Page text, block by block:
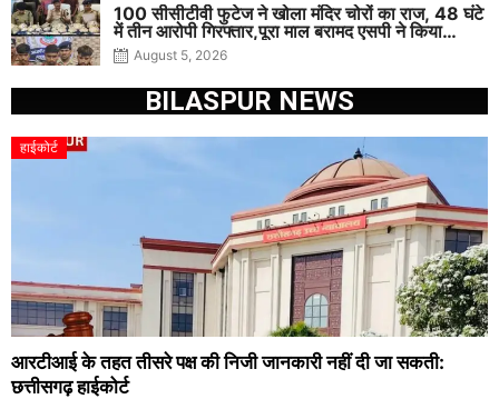
100 सीसीटीवी फुटेज ने खोला मंदिर चोरों का राज, 48 घंटे
में तीन आरोपी गिरफ्तार,पूरा माल बरामद एसपी ने किया
खुलासाAugust 5, 2026
BILASPUR NEWS
हाईकोर्ट
आरटीआई के तहत तीसरे पक्ष की निजी जानकारी नहीं दी जा सकती:
छत्तीसगढ़ हाईकोर्ट